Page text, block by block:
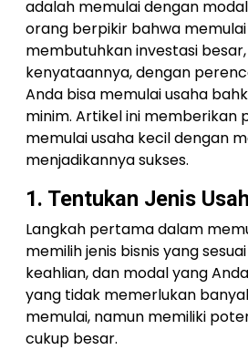
adalah memulai dengan
orang berpikir bahwa memulai
membutuhkan investasi
kenyataannya, dengan
Anda bisa memulai usaha
minim. Artikel ini memberikan
memulai usaha kecil dengan
menjadikannya sukses.
1. Tentukan Jenis
Langkah pertama dalam
memilih jenis bisnis yang
keahlian, dan modal yang
yang tidak memerlukan
memulai, namun memiliki
cukup besar.